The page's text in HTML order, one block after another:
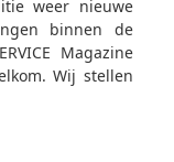
weer nieuwe
binnen de
Magazine
Wij stellen